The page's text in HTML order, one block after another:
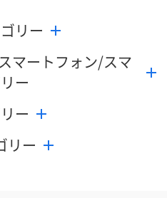
リー
マートフォン/スマ
ー
ー
リー